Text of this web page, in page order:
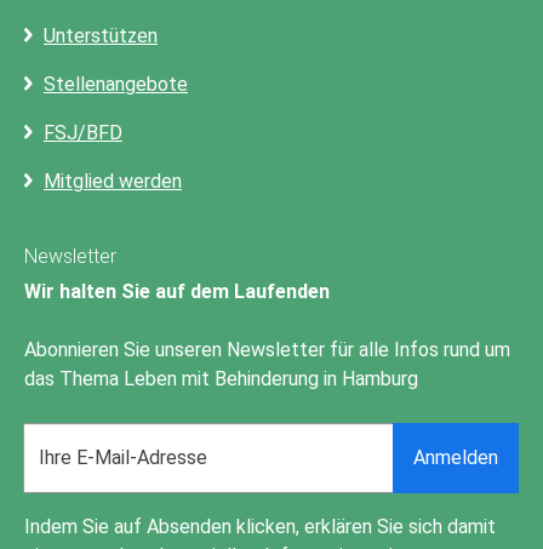
Unterstützen
Stellenangebote
FSJ/BFD
Mitglied werden
Newsletter
Wir halten Sie auf dem Laufenden
Abonnieren Sie unseren Newsletter für alle Infos rund um
das Thema Leben mit Behinderung in Hamburg
address
Anmelden
Indem Sie auf Absenden klicken, erklären Sie sich damit